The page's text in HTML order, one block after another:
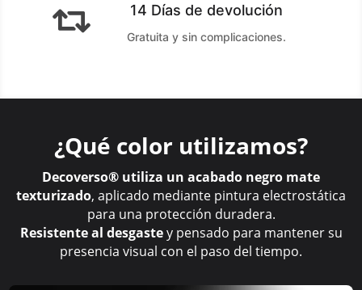
 14 Días de devolución
Gratuita y sin complicaciones.
¿Qué color utilizamos?
Decoverso® utiliza un acabado negro mate
texturizado, aplicado mediante pintura electrostática
para una protección duradera.
Resistente al desgastey pensado para mantener su
presencia visual con el paso del tiempo.